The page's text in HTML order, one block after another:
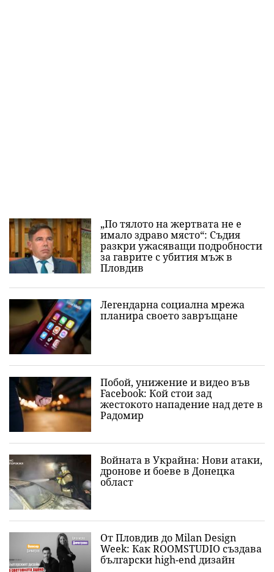
„По тялото на жертвата не е
имало здраво място“: Съдия
разкри ужасяващи подробности
за гаврите с убития мъж в
Пловдив
Легендарна социална мрежа
планира своето завръщане
Побой, унижение и видео във
Facebook: Кой стои зад
жестокото нападение над дете в
Радомир
Войната в Украйна: Нови атаки,
дронове и боеве в Донецка
област
От Пловдив до Milan Design
Week: Как ROOMSTUDIO създава
български high-end дизайн